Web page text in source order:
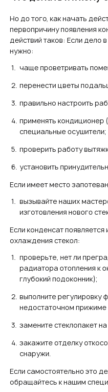
Но до того, как начать
первопричину появления
действий таков: Если дело
нужно:
чаще проветривать
перенести цветы
правильно настроить
применять кондиционер
специальные осушители;
проверить работу
установить
Если имеет место
вызывайте наших
изготовления нового
Если конденсат
охлаждения стекол:
проверьте, нет ли
радиатора отопления к
глубокий подоконник);
выполните регулировку
недостаточном прижиме
замените стеклопакет
закажите отделку
снаружи.
Если самостоятельно это
обращайтесь к нашим